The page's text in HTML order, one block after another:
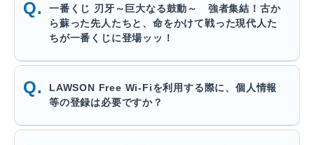
一番くじ 刃牙～巨大なる鼓動～ 強者集結！古か
ら蘇った先人たちと、命をかけて戦った現代人た
ちが一番くじに登場ッッ！
LAWSON Free Wi-Fiを利用する際に、個人情報
等の登録は必要ですか？